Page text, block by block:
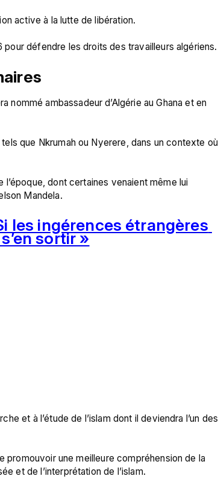
active à la lutte de libération.
nommé ambassadeur d’Algérie au Ghana et en
que Nkrumah ou Nyerere, dans un contexte où
dont certaines venaient même lui
les ingérences étrangères
sortir »
et à l’étude de l’islam dont il deviendra l’un des
promouvoir une meilleure compréhension de la
et de l’interprétation de l’islam.